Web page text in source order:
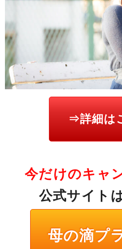
⇒詳細は
今だけのキャ
公式サイト
母の滴プ